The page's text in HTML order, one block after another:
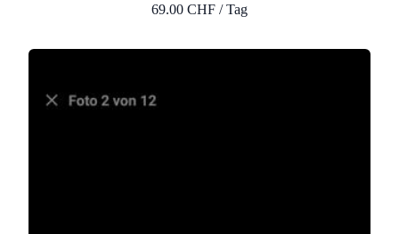
69.00 CHF / Tag